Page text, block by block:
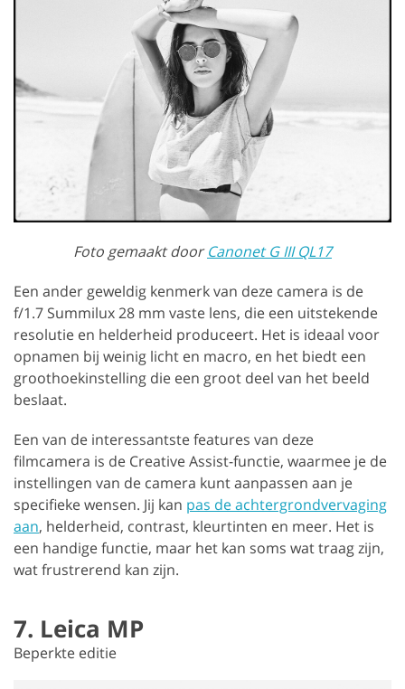
Foto gemaakt doorCanonet G III QL17
Een ander geweldig kenmerk van deze camera is de
f/1.7 Summilux 28 mm vaste lens, die een uitstekende
resolutie en helderheid produceert. Het is ideaal voor
opnamen bij weinig licht en macro, en het biedt een
groothoekinstelling die een groot deel van het beeld
beslaat.
Een van de interessantste features van deze
filmcamera is de Creative Assist-functie, waarmee je de
instellingen van de camera kunt aanpassen aan je
specifieke wensen. Jij kan pas de achtergrondvervaging
aan, helderheid, contrast, kleurtinten en meer. Het is
een handige functie, maar het kan soms wat traag zijn,
wat frustrerend kan zijn.
7. Leica MP
Beperkte editie